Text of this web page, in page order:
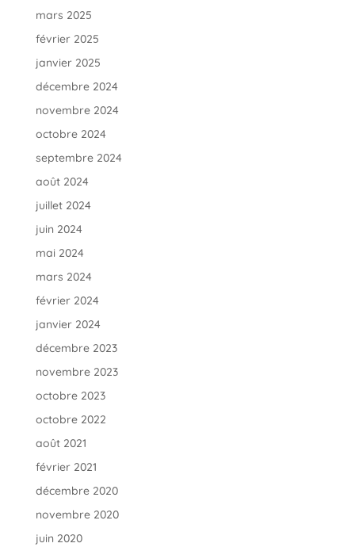
mars 2025
février 2025
janvier 2025
décembre 2024
novembre 2024
octobre 2024
septembre 2024
août 2024
juillet 2024
juin 2024
mai 2024
mars 2024
février 2024
janvier 2024
décembre 2023
novembre 2023
octobre 2023
octobre 2022
août 2021
février 2021
décembre 2020
novembre 2020
juin 2020